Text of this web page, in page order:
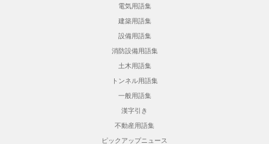
電気用語集
建築用語集
設備用語集
消防設備用語集
土木用語集
トンネル用語集
一般用語集
漢字引き
不動産用語集
ピックアップニュース